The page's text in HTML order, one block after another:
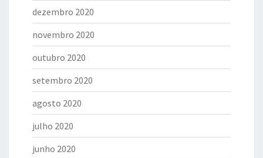
dezembro 2020
novembro 2020
outubro 2020
setembro 2020
agosto 2020
julho 2020
junho 2020